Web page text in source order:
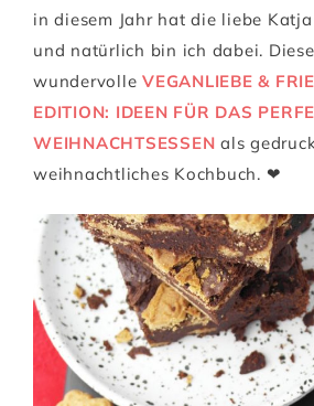
in diesem Jahr hat die liebe
und natürlich bin ich dabei.
wundervolle VEGANLIEBE &
EDITION: IDEEN FÜR DAS
WEIHNACHTSESSEN als
weihnachtliches Kochbuch. ❤